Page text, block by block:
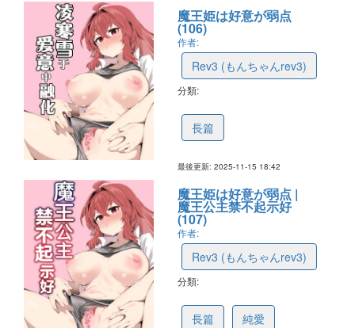
魔王姫は好意が弱点
(106)
作者:
Rev3 (もんちゃんrev3)
分類:
長篇
最後更新: 2025-11-15 18:42
魔王姫は好意が弱点 |
魔王公主禁不起示好
(107)
作者:
Rev3 (もんちゃんrev3)
分類:
長篇 純愛